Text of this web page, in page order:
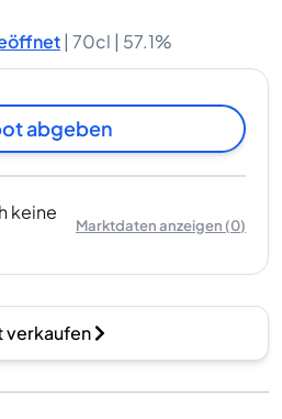
| 70cl | 57.1%
abgeben
keine
Marktdaten anzeigen(0)
verkaufen